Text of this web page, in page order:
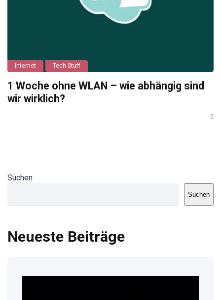
Internet Tech Stuff
1 Woche ohne WLAN – wie abhängig sind
wir wirklich?
0
Suchen
Suchen
Neueste Beiträge